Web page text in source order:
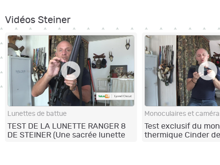
Vidéos Steiner
Lunettes de battue
TEST DE LA LUNETTE RANGER 8
DE STEINER (Une sacrée lunette
Monoculaires et
Test exclusif du
thermique Cinder